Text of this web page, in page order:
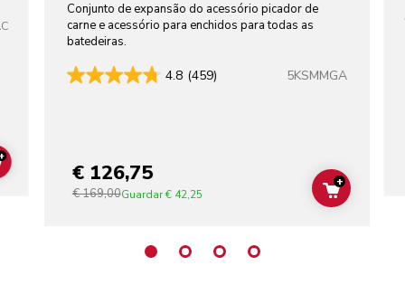
ADD TO CART
Conjunto de expansão do acessório picador de
carne e acessório para enchidos para todas as
batedeiras.
4.8 (459) 5KSMMGA
€ 126,75
€ 169,00Guardar€ 42,25 ADD TO
+